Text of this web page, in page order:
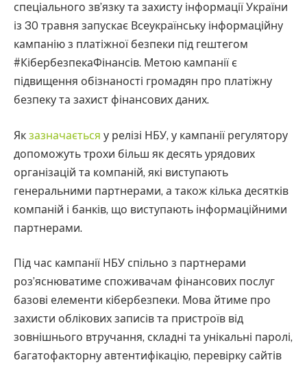
спеціального зв’язку та захисту інформації України
із 30 травня запускає Всеукраїнську інформаційну
кампанію з платіжної безпеки під гештегом
#КібербезпекаФінансів. Метою кампанії є
підвищення обізнаності громадян про платіжну
безпеку та захист фінансових даних.
Як зазначається у релізі НБУ, у кампанії регулятору
допоможуть трохи більш як десять урядових
організацій та компаній, які виступають
генеральними партнерами, а також кілька десятків
компаній і банків, що виступають інформаційними
партнерами.
Під час кампанії НБУ спільно з партнерами
роз’яснюватиме споживачам фінансових послуг
базові елементи кібербезпеки. Мова йтиме про
захисти облікових записів та пристроїв від
зовнішнього втручання, складні та унікальні паролі,
багатофакторну автентифікацію, перевірку сайтів